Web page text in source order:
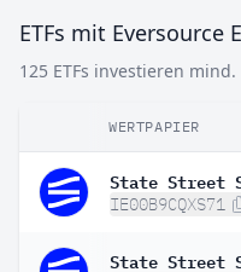
ETFs mit Eversource
125 ETFs investieren
WERTPAPIER
IE00B9CQXS71